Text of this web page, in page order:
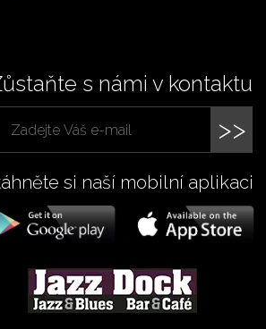
s námi v kontaktu
>>
si naší mobilní aplikaci